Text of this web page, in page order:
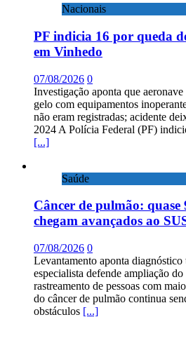
Nacionais
PF indicia 16 por queda
em Vinhedo
07/08/2026 0
Investigação aponta que
gelo com equipamentos
não eram registradas; acidente
2024 A Polícia Federal (PF)
[...]
Saúde
Câncer de pulmão: quase
chegam avançados ao
07/08/2026 0
Levantamento aponta
especialista defende ampliação
rastreamento de pessoas com
do câncer de pulmão continua
obstáculos [...]